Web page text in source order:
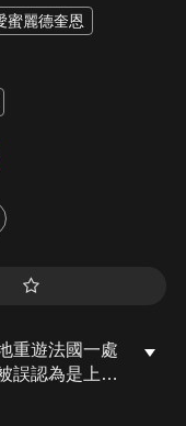
蜜麗德奎恩
重遊法國一處
誤認為是上門